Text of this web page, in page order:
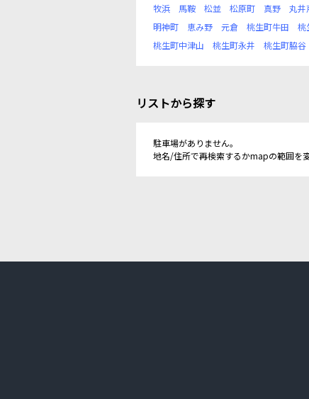
牧浜
馬鞍 松並 松原町 真野 丸井
明神町
恵み野 元倉 桃生町牛田 桃
桃生町中津山
桃生町永井 桃生町脇谷
リストから探す
駐車場がありません。
地名/住所で再検索するかmapの範囲を